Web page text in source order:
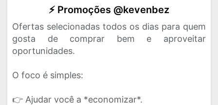
⚡ Promoções @kevenbez
Ofertas selecionadas todos os dias para quem
gosta de comprar bem e aproveitar
oportunidades.
O foco é simples:
👉 Ajudar você a *economizar*.